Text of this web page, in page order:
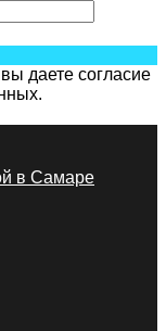
даете согласие
в Самаре